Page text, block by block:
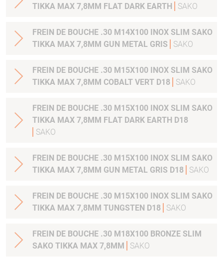
TIKKA MAX 7,8MM FLAT DARK EARTH
SAKO
FREIN DE BOUCHE .30 M14X100 INOX SLIM SAKO
TIKKA MAX 7,8MM GUN METAL GRIS
SAKO
FREIN DE BOUCHE .30 M15X100 INOX SLIM SAKO
TIKKA MAX 7,8MM COBALT VERT D18
SAKO
FREIN DE BOUCHE .30 M15X100 INOX SLIM SAKO
TIKKA MAX 7,8MM FLAT DARK EARTH D18
SAKO
FREIN DE BOUCHE .30 M15X100 INOX SLIM SAKO
TIKKA MAX 7,8MM GUN METAL GRIS D18
SAKO
FREIN DE BOUCHE .30 M15X100 INOX SLIM SAKO
TIKKA MAX 7,8MM TUNGSTEN D18
SAKO
FREIN DE BOUCHE .30 M18X100 BRONZE SLIM
SAKO TIKKA MAX 7,8MM
SAKO